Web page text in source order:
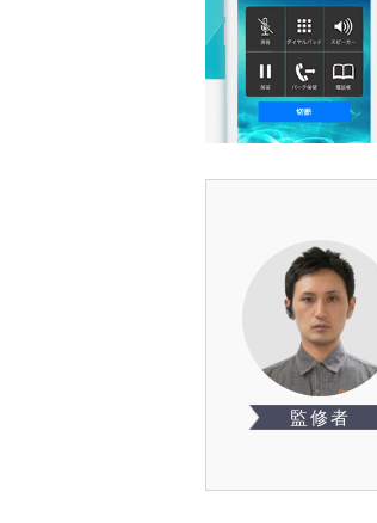
監修者